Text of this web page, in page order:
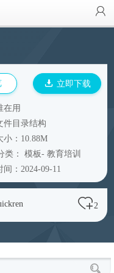
立即下载
在用
件目录结构
小：10.88M
类： 模板- 教育培训
间：2024-09-11
2